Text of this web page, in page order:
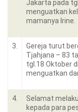
Jakarta pada
menguatkan
mamanya Irine.
3.
Gereja turut
Tjahjana – 83
tgl.18 Oktober
menguatkan
4.
Selamat
kepada para